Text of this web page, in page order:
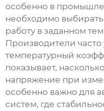
особенно в
необходимо
работу в заданном
Производители часто
температурный
показывает,
напряжение при
особенно важно для
систем, где